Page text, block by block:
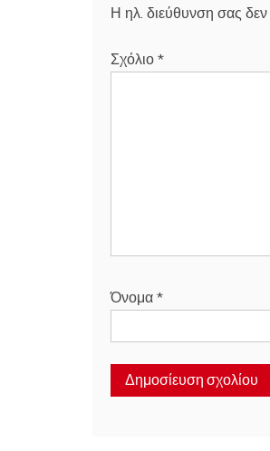
Η ηλ. διεύθυνση σας δεν
Σχόλιο *
Όνομα *